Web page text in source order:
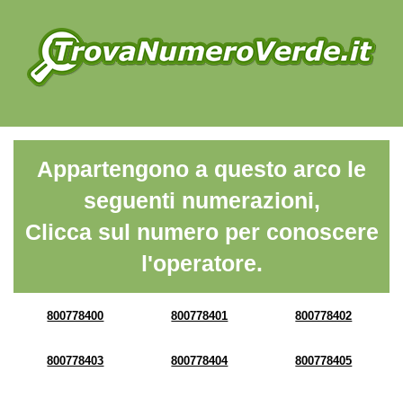
Appartengono a questo arco le
seguenti numerazioni,
Clicca sul numero per conoscere
l'operatore.
800778400 800778401 800778402
800778403 800778404 800778405